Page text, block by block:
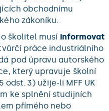
obchodnímu
zákoníku.
školitel musí informovat
práce industriálního
pod úpravu autorského
který upravuje školní
odst. 3) užije-li MFF UK
ke splnění studijních
přímého nebo